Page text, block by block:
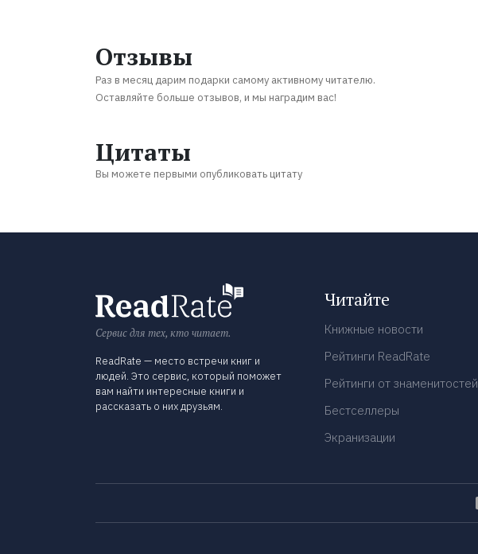
Отзывы
Раз в месяц дарим подарки самому активному читателю.
Оставляйте больше отзывов, и мы наградим вас!
Цитаты
Вы можете первыми опубликовать цитату
Сервис для тех, кто читает.
ReadRate — место встречи книг и
людей. Это сервис, который поможет
вам найти интересные книги и
рассказать о них друзьям.
Читайте
Книжные новости
Рейтинги ReadRate
Рейтинги от знаменитостей
Бестселлеры
Экранизации